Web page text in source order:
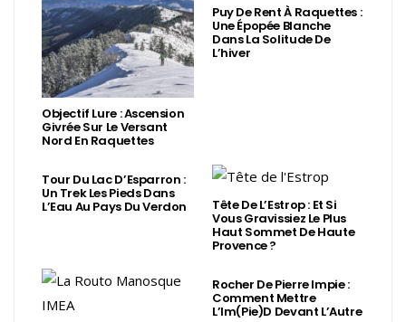
Objectif Lure : Ascension
Givrée Sur Le Versant
Nord En Raquettes
Puy De Rent À Raquettes :
Une Épopée Blanche
Dans La Solitude De
L’hiver
Tour Du Lac D’Esparron :
Un Trek Les Pieds Dans
L’Eau Au Pays Du Verdon Tête De L’Estrop : Et Si
Vous Gravissiez Le Plus
Haut Sommet De Haute
Provence ?
Rocher De Pierre Impie :
Comment Mettre
L’Im(Pie)d Devant L’Autre